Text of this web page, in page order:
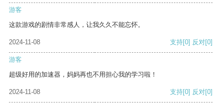
游客
这款游戏的剧情非常感人，让我久久不能忘怀。
2024-11-08 支持[0] 反对[0]
游客
超级好用的加速器，妈妈再也不用担心我的学习啦！
2024-11-08 支持[0] 反对[0]